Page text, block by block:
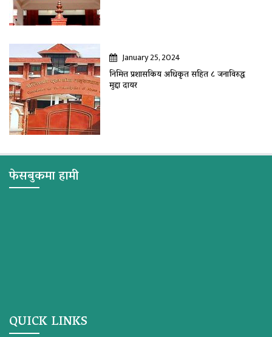
January 25, 2024
निमित्त प्रशासकिय अधिकृत सहित ८ जनाविरुद्ध
मुद्दा दायर
फेसबुकमा हामी
QUICK LINKS